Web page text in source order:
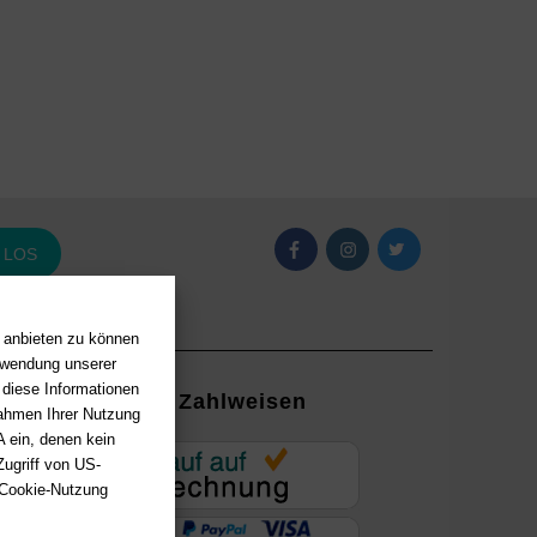
zu können
unserer
Informationen
Ihrer Nutzung
ein, denen kein
von US-
Nutzung
LOS
mit
Zahlweisen